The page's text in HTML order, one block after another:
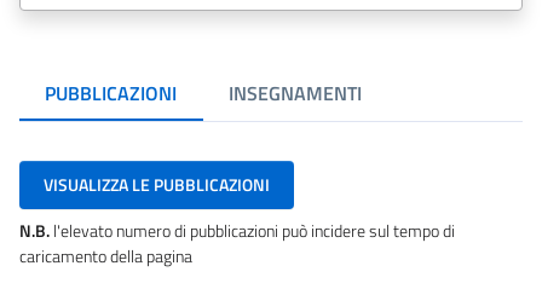
PUBBLICAZIONI INSEGNAMENTI
VISUALIZZA LE PUBBLICAZIONI
N.B.l'elevato numero di pubblicazioni può incidere sul tempo di
caricamento della pagina